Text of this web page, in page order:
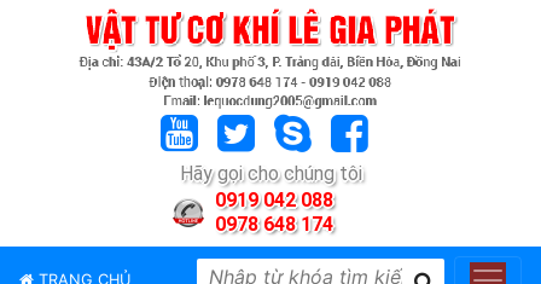
Hãy gọi cho chúng tôi
0919 042 088
0978 648 174
TRANG CHỦ
PHẨM